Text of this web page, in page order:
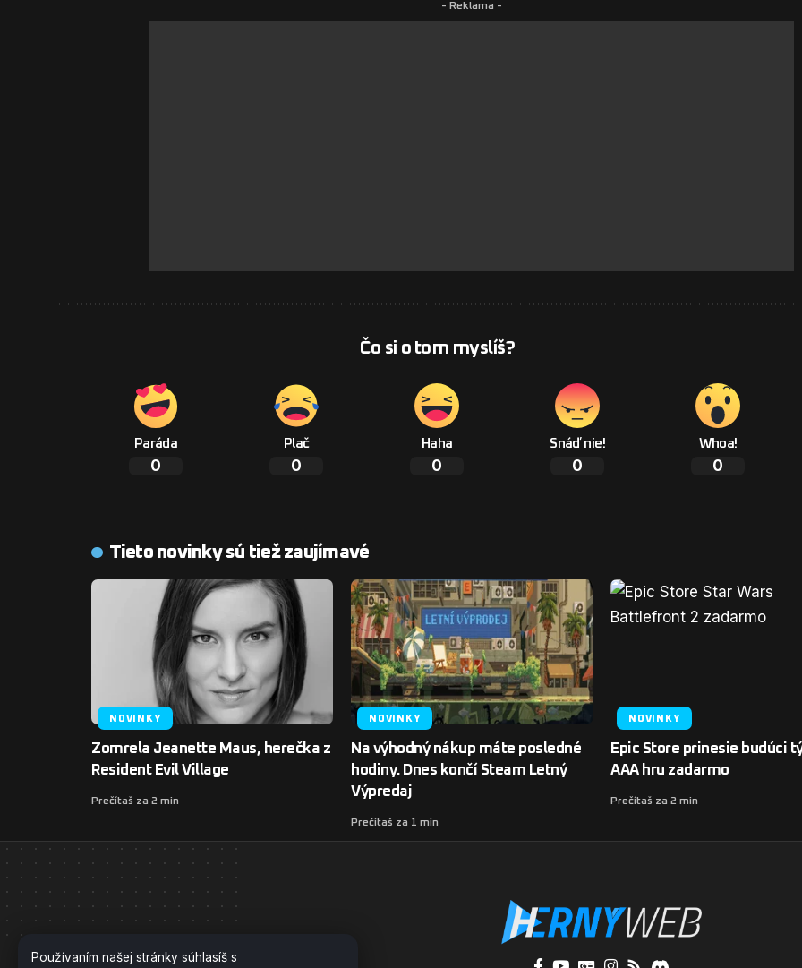
Používaním našej stránky súhlasíš s
- Reklama -
Čo si o tom myslíš?
Paráda
0
Plač
0
Haha
0
Snáď nie!
0
Whoa!
0
Tieto novinky sú tiež zaujímavé
NOVINKY
Zomrela Jeanette Maus, herečka z
Resident Evil Village
Prečítaš za 2 min
NOVINKY
Na výhodný nákup máte posledné
hodiny. Dnes končí Steam Letný
Výpredaj
Prečítaš za 1 min
NOVINKY
Epic Store prinesie budúci
AAA hru zadarmo
Prečítaš za 2 min